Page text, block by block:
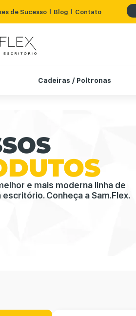
de Sucesso Blog Contato
Cadeiras / Poltronas
e mais moderna linha de
Conheça a Sam.Flex.